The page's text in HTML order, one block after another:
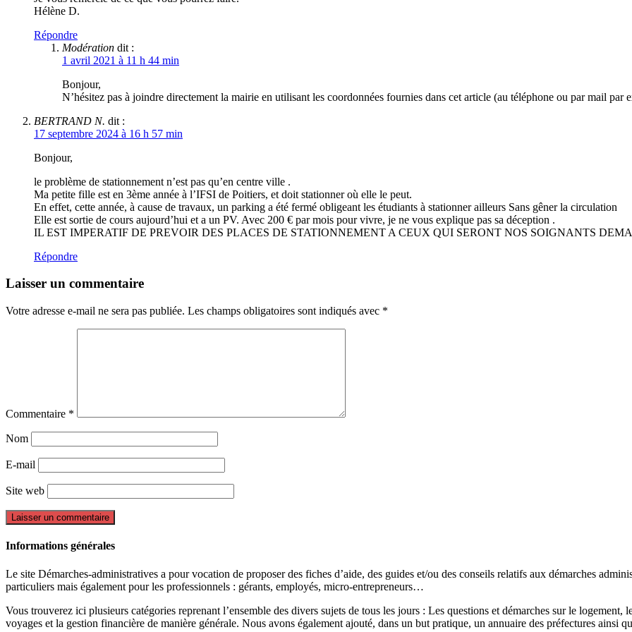
Hélène D.
Répondre
Modération dit :
1 avril 2021 à 11 h 44 min
Bonjour,
N’hésitez pas à joindre directement la mairie en utilisant les coordonnées fournies dans cet article (au téléphone ou par mail par
BERTRAND N. dit :
17 septembre 2024 à 16 h 57 min
Bonjour,
le problème de stationnement n’est pas qu’en centre ville .
Ma petite fille est en 3ème année à l’IFSI de Poitiers, et doit stationner où elle le peut.
En effet, cette année, à cause de travaux, un parking a été fermé obligeant les étudiants à stationner ailleurs Sans gêner la circulation
Elle est sortie de cours aujourd’hui et a un PV. Avec 200 € par mois pour vivre, je ne vous explique pas sa déception .
IL EST IMPERATIF DE PREVOIR DES PLACES DE STATIONNEMENT A CEUX QUI SERONT NOS SOIGNANTS
Répondre
Laisser un commentaire
Votre adresse e-mail ne sera pas publiée. Les champs obligatoires sont indiqués avec *
Commentaire *
Nom
E-mail
Site web
Informations générales
Le site Démarches-administratives a pour vocation de proposer des fiches d’aide, des guides et/ou des conseils relatifs aux démarches
particuliers mais également pour les professionnels : gérants, employés, micro-entrepreneurs…
Vous trouverez ici plusieurs catégories reprenant l’ensemble des divers sujets de tous les jours : Les questions et démarches sur le logement,
voyages et la gestion financière de manière générale. Nous avons également ajouté, dans un but pratique, un annuaire des préfectures ainsi